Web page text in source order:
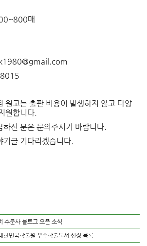
매
원고는 출판 비용이 발생하지 않고 다양
원합니다.
하신 분은 문의주시기 바랍니다.
기글 기다리겠습니다.
수문사 블로그 오픈 소식
민국학술원 우수학술도서 선정 목록